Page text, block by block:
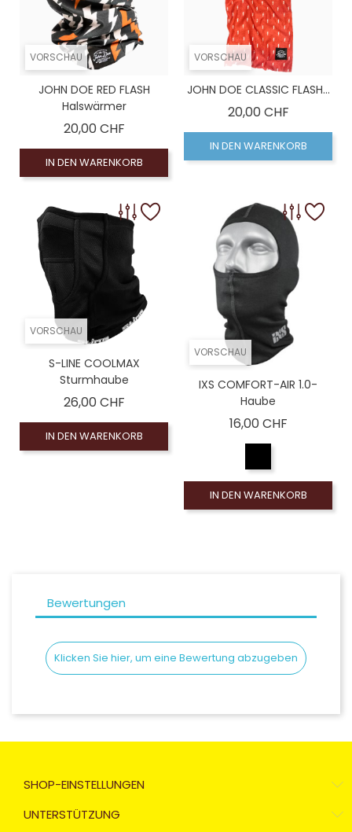
VORSCHAU
JOHN DOE RED FLASH
Halswärmer
20,00 CHFPreis
IN DEN WARENKORB
VORSCHAU
JOHN DOE CLASSIC FLASH...
20,00 CHFPreis
IN DEN WARENKORB
VORSCHAU
S-LINE COOLMAX
Sturmhaube
26,00 CHFPreis
IN DEN WARENKORB
VORSCHAU
IXS COMFORT-AIR 1.0-
Haube
16,00 CHFPreis
IN DEN WARENKORB
Bewertungen
Klicken Sie hier, um eine Bewertung abzugeben
SHOP-EINSTELLUNGEN
UNTERSTÜTZUNG